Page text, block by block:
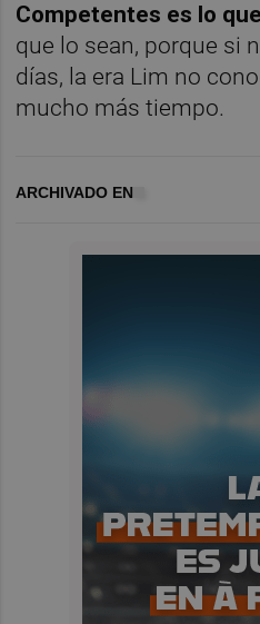
Competentes es lo
que lo sean, porque si
días, la era Lim no
mucho más tiempo.
ARCHIVADO EN